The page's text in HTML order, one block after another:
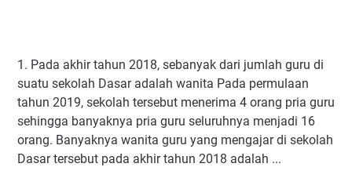
1. Pada akhir tahun 2018, sebanyak dari jumlah guru di
suatu sekolah Dasar adalah wanita Pada permulaan
tahun 2019, sekolah tersebut menerima 4 orang pria guru
sehingga banyaknya pria guru seluruhnya menjadi 16
orang. Banyaknya wanita guru yang mengajar di sekolah
Dasar tersebut pada akhir tahun 2018 adalah ...